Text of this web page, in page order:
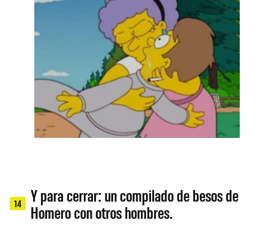
14
Y para cerrar: un compilado de besos de
Homero con otros hombres.